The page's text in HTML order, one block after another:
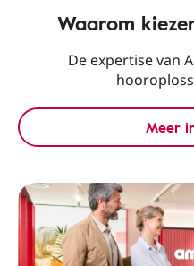
Waarom
De expertise van
Meer